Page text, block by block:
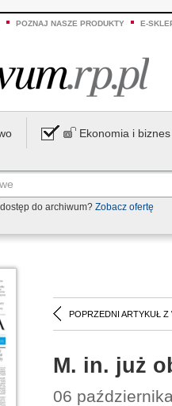
POZNAJ NASZE PRODUKTY E-
Ekonomia i biznes
do archiwum? Zobacz ofertę
POPRZEDNI ARTYKUŁ Z
M. in. już
06